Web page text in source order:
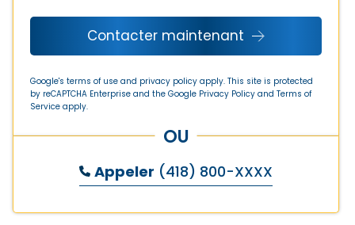
Contacter maintenant
Google's terms of use and privacy policy apply. This site is protected
by reCAPTCHA Enterprise and the Google Privacy Policy and Terms of
Service apply.
OU
Appeler (418) 800-XXXX